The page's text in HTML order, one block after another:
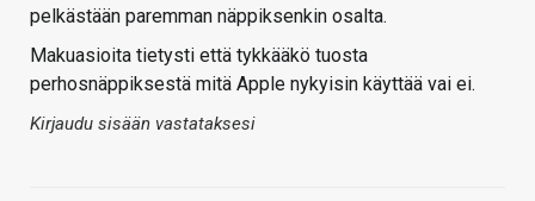
pelkästään paremman näppiksenkin osalta.
Makuasioita tietysti että tykkääkö tuosta
perhosnäppiksestä mitä Apple nykyisin käyttää vai ei.
Kirjaudu sisään vastataksesi